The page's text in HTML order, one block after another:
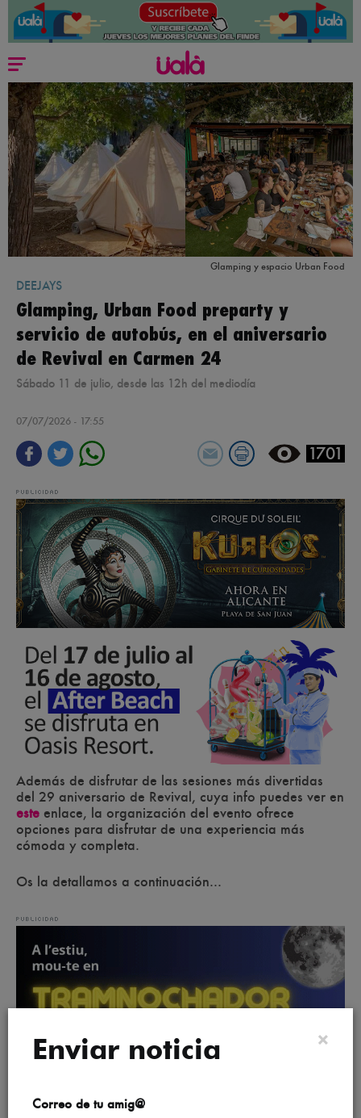
Glamping y espacio Urban Food
DEEJAYS
Glamping, Urban Food preparty y
servicio de autobús, en el aniversario
de Revival en Carmen 24
Sábado 11 de julio, desde las 12h del mediodía
07/07/2026 - 17:55
1701
×
Enviar noticia
Correo de tu amig@
Además de disfrutar de las sesiones más divertidas
del 29 aniversario de Revival, cuya info puedes ver en
este enlace, la organización del evento ofrece
opciones para disfrutar de una experiencia más
cómoda y completa.
Os la detallamos a continuación...